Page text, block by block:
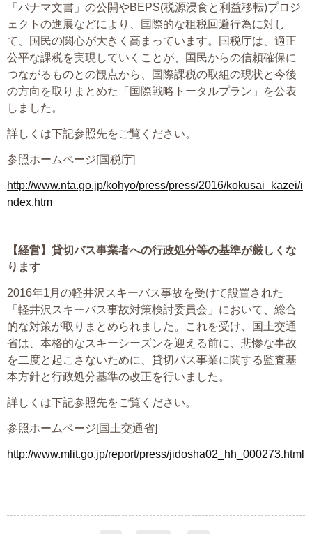
「パナマ文書」の公開やBEPS(税源浸食と利益移転)プロジ
ェクトの進展などにより、国際的な租税回避行為に対し
て、国民の関心が大きく高まっています。国税庁は、適正
公平な課税を実現していくことが、国民からの信頼確保に
つながるものとの観点から、国際課税の取組の現状と今後
の方向を取りまとめた「国際戦略トータルプラン」を公表
しました。
詳しくは下記参照先をご覧ください。
参照ホームページ[国税庁]
http://www.nta.go.jp/kohyo/press/press/2016/kokusai_kazei/i
ndex.htm
【経営】 貸切バス事業者への行政処分等の基準が厳しくな
ります
2016年1月の軽井沢スキーバス事故を受けて設置された
「軽井沢スキーバス事故対策検討委員会」において、総合
的な対策が取りまとめられました。これを受け、国土交通
省は、本格的なスキーシーズンを迎える前に、悲惨な事故
を二度と起こさないために、貸切バス事業に関する監査基
本方針と行政処分基準の改正を行いました。
詳しくは下記参照先をご覧ください。
参照ホームページ[国土交通省]
http://www.mlit.go.jp/report/press/jidosha02_hh_000273.html